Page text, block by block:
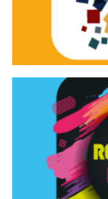
Rassegna di